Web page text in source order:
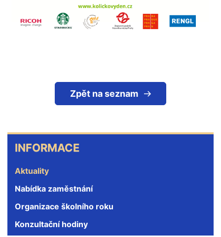
INFORMACE
INFORMACE
Aktuality
Nabídka zaměstnání
Organizace školního roku
Konzultační hodiny
Zpět na seznam